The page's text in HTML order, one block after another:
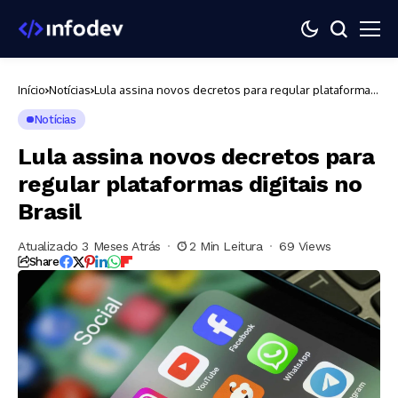
Início Notícias Lula assina novos decretos para regular plataformas
Notícias
Lula assina novos decretos para
regular plataformas digitais no
Brasil
Atualizado 3 Meses Atrás 2 Min Leitura 69 Views
Share